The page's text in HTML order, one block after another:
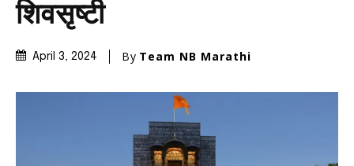
शिवसृष्टी
April 3, 2024 By Team NB Marathi